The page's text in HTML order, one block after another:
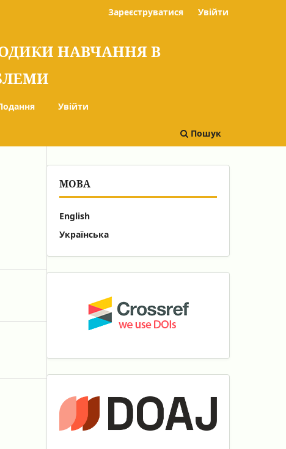
НАВЧАННЯ В
Увійти
Пошук
Зареєструватися Увійти
МОВА
English
Українська